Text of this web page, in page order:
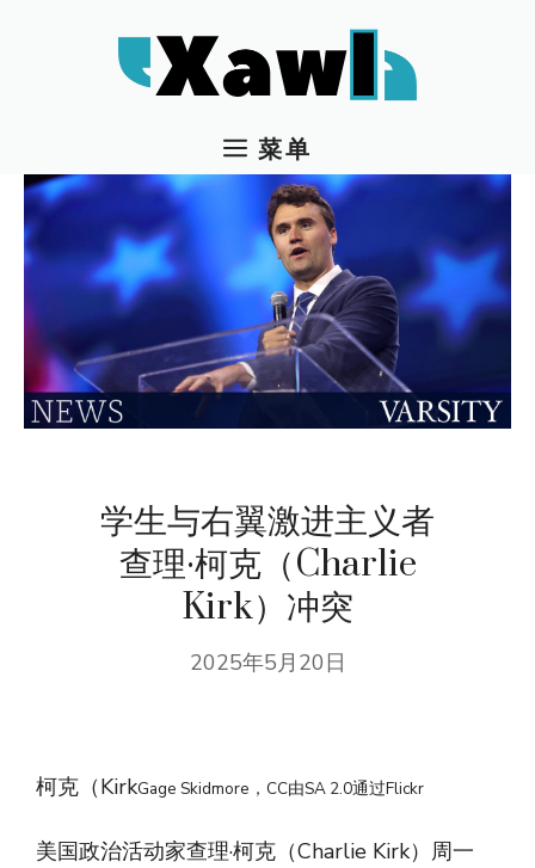
菜单
学生与右翼激进主义者
查理·柯克（Charlie
Kirk）冲突
2025年5月20日
柯克（KirkGage Skidmore，CC由SA 2.0通过Flickr
美国政治活动家查理·柯克（Charlie Kirk）周一